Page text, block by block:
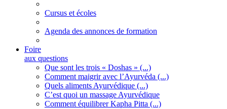
Cursus et écoles
Agenda des annonces de formation
Foire
aux questions
Que sont les trois « Doshas » (...)
Comment maigrir avec l’Ayurvéda (...)
Quels aliments Ayurvédique (...)
C’est quoi un massage Ayurvédique
Comment équilibrer Kapha Pitta (...)